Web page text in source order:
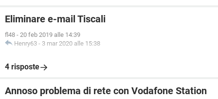
Eliminare e-mail Tiscali
fl48 - 20 feb 2019 alle 14:39
Henry63 - 3 mar 2020 alle 15:38
4 risposte
Annoso problema di rete con Vodafone Station